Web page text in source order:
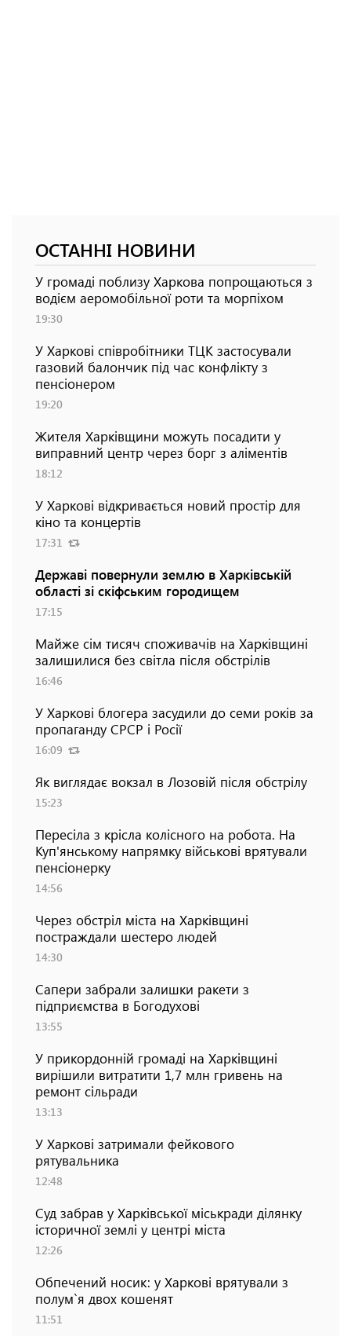
ОСТАННІ НОВИНИ
У громаді поблизу Харкова попрощаються з
водієм аеромобільної роти та морпіхом
19:30
У Харкові співробітники ТЦК застосували
газовий балончик під час конфлікту з
пенсіонером
19:20
Жителя Харківщини можуть посадити у
виправний центр через борг з аліментів
18:12
У Харкові відкривається новий простір для
кіно та концертів
17:31
Державі повернули землю в Харківській
області зі скіфським городищем
17:15
Майже сім тисяч споживачів на Харківщині
залишилися без світла після обстрілів
16:46
У Харкові блогера засудили до семи років за
пропаганду СРСР і Росії
16:09
Як виглядає вокзал в Лозовій після обстрілу
15:23
Пересіла з крісла колісного на робота. На
Куп'янському напрямку військові врятували
пенсіонерку
14:56
Через обстріл міста на Харківщині
постраждали шестеро людей
14:30
Сапери забрали залишки ракети з
підприємства в Богодухові
13:55
У прикордонній громаді на Харківщині
вирішили витратити 1,7 млн гривень на
ремонт сільради
13:13
У Харкові затримали фейкового
рятувальника
12:48
Суд забрав у Харківської міськради ділянку
історичної землі у центрі міста
12:26
Обпечений носик: у Харкові врятували з
полум`я двох кошенят
11:51